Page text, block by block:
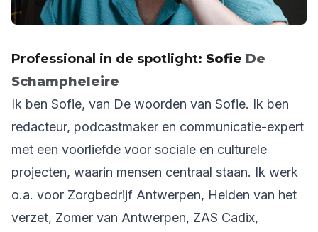
Professional in de spotlight: Sofie De
Schampheleire
Ik ben Sofie, van De woorden van Sofie. Ik ben
redacteur, podcastmaker en communicatie-expert
met een voorliefde voor sociale en culturele
projecten, waarin mensen centraal staan. Ik werk
o.a. voor Zorgbedrijf Antwerpen, Helden van het
verzet, Zomer van Antwerpen, ZAS Cadix,